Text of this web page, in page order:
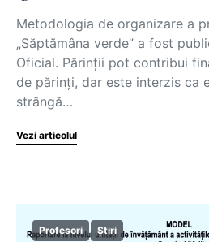
Metodologia de organizare a
„Săptămâna verde” a fost
Oficial. Părinții pot contribui
de părinți, dar este interzis ca
strângă…
Vezi articolul
Profesori Știri